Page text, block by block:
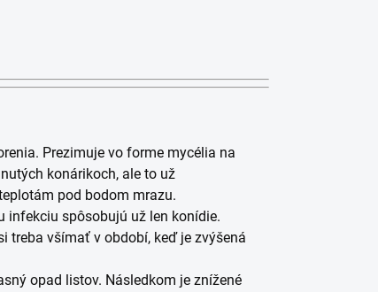
Prezimuje vo forme mycélia na
konárikoch, ale to už
pod bodom mrazu.
infekciu spôsobujú už len konídie.
treba všímať v období, keď je zvýšená
opad listov. Následkom je znížené